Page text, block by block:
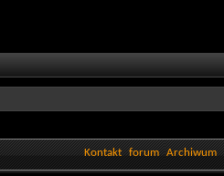
Kontakt forum Archiwum